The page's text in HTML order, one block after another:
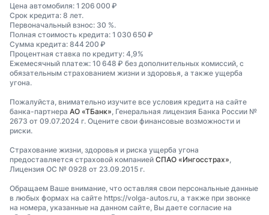
Цена автомобиля: 1 206 000 ₽
Срок кредита: 8 лет.
Первоначальный взнос: 30 %.
Полная стоимость кредита: 1 030 650 ₽
Сумма кредита: 844 200 ₽
Процентная ставка по кредиту: 4,9%
Ежемесячный платеж: 10 648 ₽ без дополнительных комиссий, с
обязательным страхованием жизни и здоровья, а также ущерба
угона.
Пожалуйста, внимательно изучите все условия кредита на сайте
банка-партнера АО «ТБанк» , Генеральная лицензия Банка России №
2673 от 09.07.2024 г. Оцените свои финансовые возможности и
риски.
Страхование жизни, здоровья и риска ущерба угона
предоставляется страховой компанией СПАО «Ингосстрах»
Лицензия ОС № 0928 от 23.09.2015 г.
Обращаем Ваше внимание, что оставляя свои персональные данные
в любых формах на сайте https://volga-autos.ru, а также при звонке
на номера, указанные на данном сайте, Вы даете согласие на